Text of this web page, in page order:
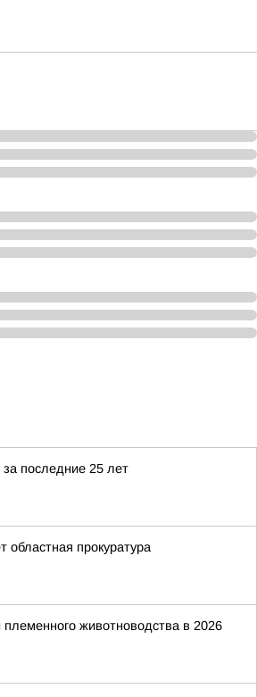
последние 25 лет
областная прокуратура
животноводства в 2026